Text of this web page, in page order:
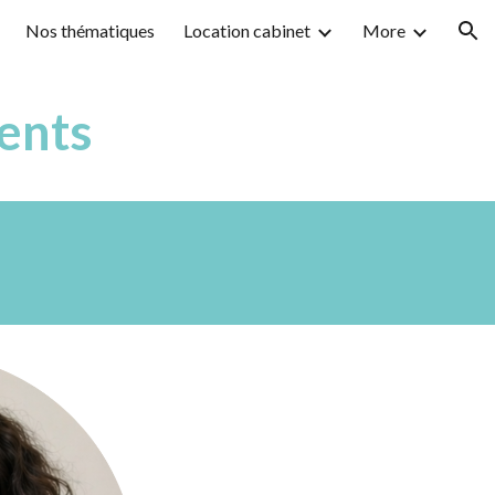
Nos thématiques Location cabinet More